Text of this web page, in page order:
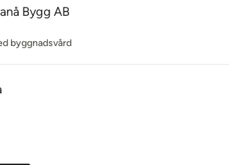
Bygg AB
byggnadsvård